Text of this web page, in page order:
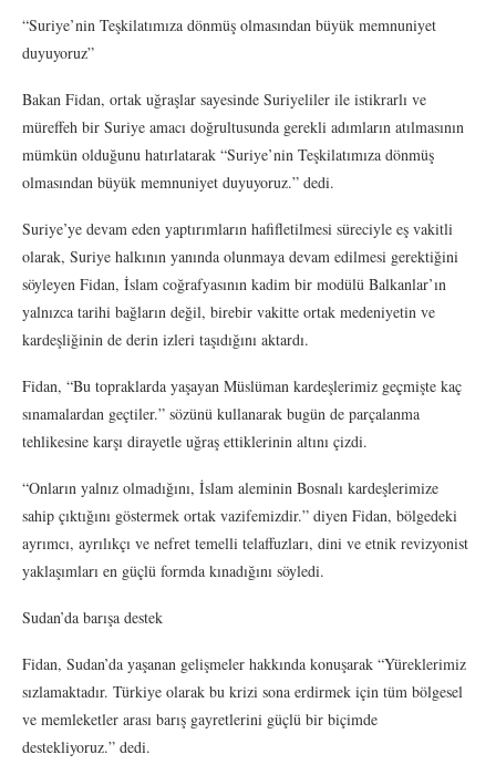
“Suriye’nin Teşkilatımıza dönmüş olmasından büyük memnuniyet
duyuyoruz”
Bakan Fidan, ortak uğraşlar sayesinde Suriyeliler ile istikrarlı ve
müreffeh bir Suriye amacı doğrultusunda gerekli adımların atılmasının
mümkün olduğunu hatırlatarak “Suriye’nin Teşkilatımıza dönmüş
olmasından büyük memnuniyet duyuyoruz.” dedi.
Suriye’ye devam eden yaptırımların hafifletilmesi süreciyle eş vakitli
olarak, Suriye halkının yanında olunmaya devam edilmesi gerektiğini
söyleyen Fidan, İslam coğrafyasının kadim bir modülü Balkanlar’ın
yalnızca tarihi bağların değil, birebir vakitte ortak medeniyetin ve
kardeşliğinin de derin izleri taşıdığını aktardı.
Fidan, “Bu topraklarda yaşayan Müslüman kardeşlerimiz geçmişte kaç
sınamalardan geçtiler.” sözünü kullanarak bugün de parçalanma
tehlikesine karşı dirayetle uğraş ettiklerinin altını çizdi.
“Onların yalnız olmadığını, İslam aleminin Bosnalı kardeşlerimize
sahip çıktığını göstermek ortak vazifemizdir.” diyen Fidan, bölgedeki
ayrımcı, ayrılıkçı ve nefret temelli telaffuzları, dini ve etnik revizyonist
yaklaşımları en güçlü formda kınadığını söyledi.
Sudan’da barışa destek
Fidan, Sudan’da yaşanan gelişmeler hakkında konuşarak “Yüreklerimiz
sızlamaktadır. Türkiye olarak bu krizi sona erdirmek için tüm bölgesel
ve memleketler arası barış gayretlerini güçlü bir biçimde
destekliyoruz.” dedi.